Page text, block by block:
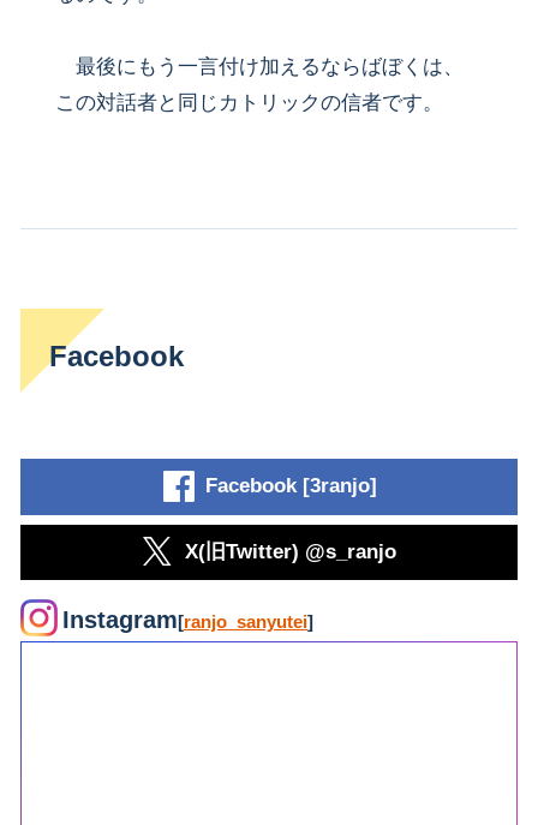
最後にもう一言付け加えるならばぼくは、
この対話者と同じカトリックの信者です。
Facebook
Facebook [3ranjo]
X(旧Twitter) @s_ranjo
Instagram[ranjo_sanyutei]